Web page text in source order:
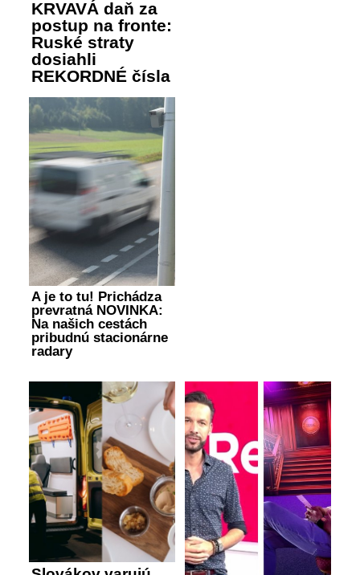
KRVAVÁ daň za
postup na fronte:
Ruské straty
dosiahli
REKORDNÉ čísla
A je to tu! Prichádza
prevratná NOVINKA:
Na našich cestách
pribudnú stacionárne
radary